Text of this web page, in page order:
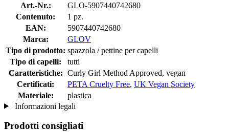
Art.-Nr.:
GLO-5907440742680
Contenuto:
1 pz.
EAN:
5907440742680
Marca:
GLOV
Tipo di prodotto: spazzola / pettine per capelli
Tipo di capelli:
tutti
Caratteristiche: Curly Girl Method Approved, vegan
Certificati:
PETA Cruelty Free, UK Vegan Society
Materiale:
plastica
Informazioni legali
Prodotti consigliati